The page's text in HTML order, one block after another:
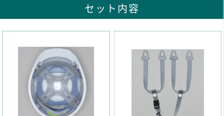
セット内容